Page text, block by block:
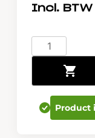
CR-
V
&
e:PHEV
Lichtmetalen
Product